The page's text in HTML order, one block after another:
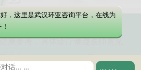
武汉环亚中医白癜风医院
康参考，具体诊疗请遵医师意见
，这里是武汉环亚咨询平台，在线为